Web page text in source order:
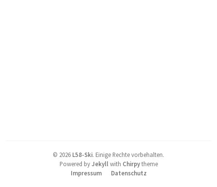
© 2026 L58-Ski. Einige Rechte vorbehalten.
Powered byJekyll with Chirpytheme
Impressum
Datenschutz